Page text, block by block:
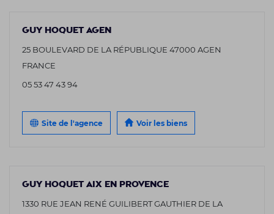
GUY HOQUET AGEN
25 BOULEVARD DE LA RÉPUBLIQUE 47000 AGEN
FRANCE
05 53 47 43 94
Site de l'agence Voir les biens
GUY HOQUET AIX EN PROVENCE
1330 RUE JEAN RENÉ GUILIBERT GAUTHIER DE LA